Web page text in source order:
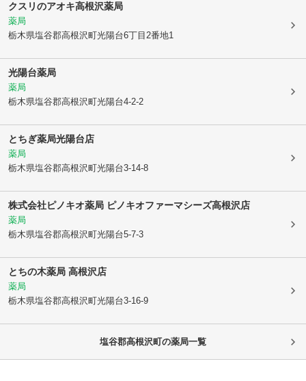
クスリのアオキ高根沢薬局
薬局
栃木県塩谷郡高根沢町光陽台6丁目2番地1
光陽台薬局
薬局
栃木県塩谷郡高根沢町光陽台4-2-2
とちぎ薬局光陽台店
薬局
栃木県塩谷郡高根沢町光陽台3-14-8
株式会社ピノキオ薬局 ピノキオファーマシーズ高根沢店
薬局
栃木県塩谷郡高根沢町光陽台5-7-3
とちの木薬局 高根沢店
薬局
栃木県塩谷郡高根沢町光陽台3-16-9
塩谷郡高根沢町の薬局一覧